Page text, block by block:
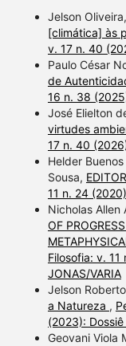
Jelson
[climática] às
v. 17 n. 40
Paulo César
de
16 n. 38
José Elielton
virtudes
17 n. 40
Helder
Sousa,
11 n. 24
Nicholas Allen
OF
Filosofia: v. 11
JONAS/VARIA
Jelson
a Natureza ,
(2023):
Geovani Viola